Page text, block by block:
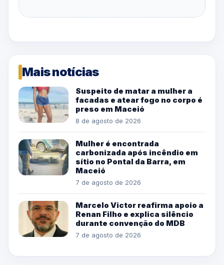
Mais notícias
Suspeito de matar a mulher a
facadas e atear fogo no corpo é
preso em Maceió
8 de agosto de 2026
Mulher é encontrada
carbonizada após incêndio em
sítio no Pontal da Barra, em
Maceió
7 de agosto de 2026
Marcelo Victor reafirma apoio a
Renan Filho e explica silêncio
durante convenção do MDB
7 de agosto de 2026